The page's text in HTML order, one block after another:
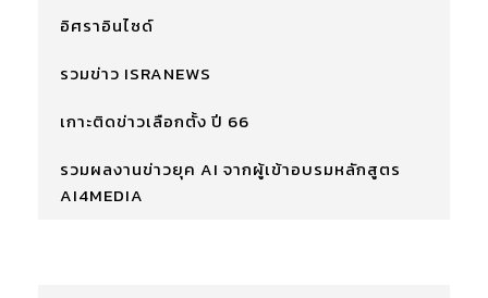
อิศราอินไซด์
รวมข่าว ISRANEWS
เกาะติดข่าวเลือกตั้ง ปี 66
รวมผลงานข่าวยุค AI จากผู้เข้าอบรมหลักสูตร
AI4MEDIA